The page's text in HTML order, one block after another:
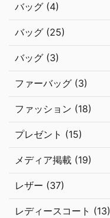
バッグ (4)
バッグ (25)
バッグ (3)
ファーバッグ (3)
ファッション (18)
プレゼント (15)
メディア掲載 (19)
レザー (37)
レディースコート (13)